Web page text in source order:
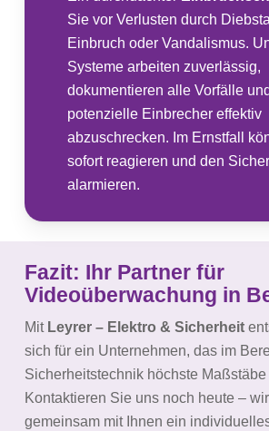
Sie vor Verlusten durch
Einbruch oder Vandalismus.
Systeme arbeiten zuverlässig,
dokumentieren alle Vorfälle
potenzielle Einbrecher effektiv
abzuschrecken. Im Ernstfall
sofort reagieren und den
alarmieren.
Fazit: Ihr Partner für
Videoüberwachung in
Mit Leyrer – Elektro & Sicherheit
sich für ein Unternehmen, das im
Sicherheitstechnik höchste Maßstäbe
Kontaktieren Sie uns noch heute –
gemeinsam mit Ihnen ein